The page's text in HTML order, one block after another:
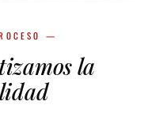
—
la